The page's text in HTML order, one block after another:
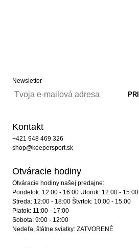
Newsletter
Kontakt
+421 948 469 326
shop@keepersport.sk
Otváracie hodiny
Otváracie hodiny našej predajne:
Pondelok: 12:00 - 16:00 Utorok: 12:00 - 15:00
Streda: 12:00 - 18:00 Štvrtok: 10:00 - 15:00
Piatok: 11:00 - 17:00
Sobota: 9:00 - 12:00
Nedeľa, štátne sviatky: ZATVORENÉ